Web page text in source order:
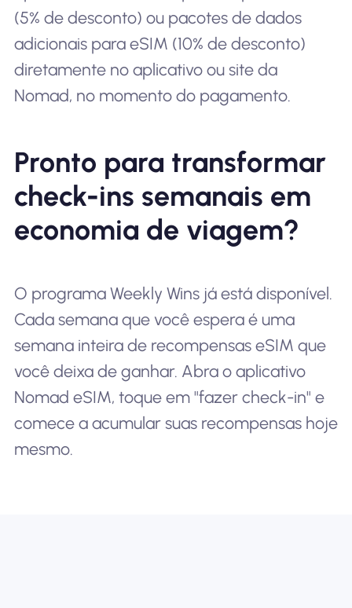
(5% de desconto) ou pacotes de dados
adicionais para eSIM (10% de desconto)
diretamente no aplicativo ou site da
Nomad, no momento do pagamento.
Pronto para transformar
check-ins semanais em
economia de viagem?
O programa Weekly Wins já está disponível.
Cada semana que você espera é uma
semana inteira de recompensas eSIM que
você deixa de ganhar. Abra o aplicativo
Nomad eSIM, toque em "fazer check-in" e
comece a acumular suas recompensas hoje
mesmo.